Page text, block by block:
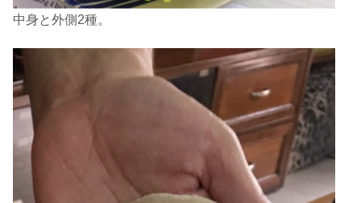
中身と外側2種。